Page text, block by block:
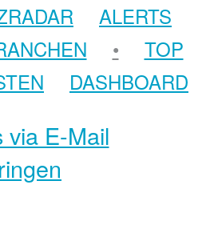
ALERTS
•
TOP
DASHBOARD
via E-Mail